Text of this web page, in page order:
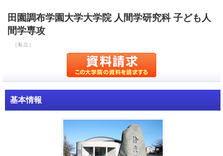
田園調布学園大学大学院 人間学研究科 子ども人
間学専攻
［私立］
基本情報